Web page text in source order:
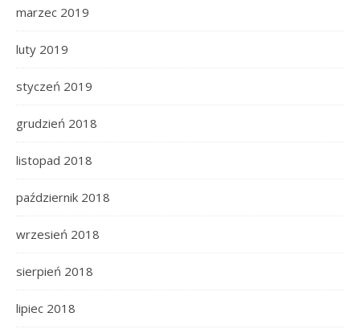
marzec 2019
luty 2019
styczeń 2019
grudzień 2018
listopad 2018
październik 2018
wrzesień 2018
sierpień 2018
lipiec 2018